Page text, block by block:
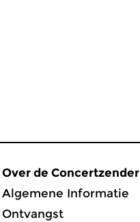
Over de Concertzender
Algemene Informatie
Ontvangst